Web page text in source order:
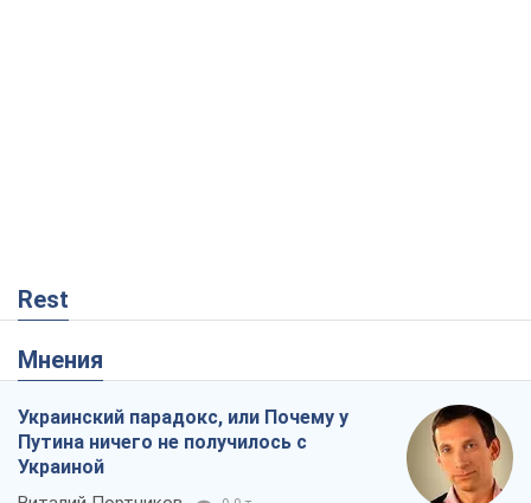
Rest
Мнения
Украинский парадокс, или Почему у
Путина ничего не получилось с
Украиной